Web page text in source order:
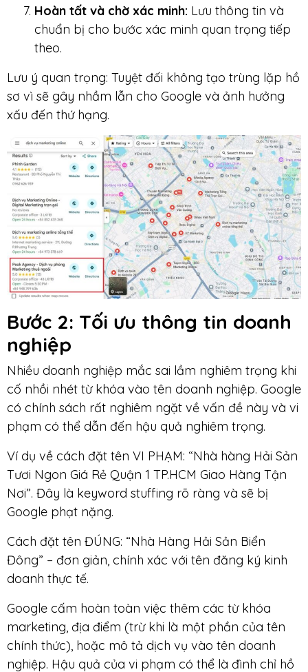
Hoàn tất và chờ xác minh: Lưu thông tin và
chuẩn bị cho bước xác minh quan trọng tiếp
theo.
Lưu ý quan trọng: Tuyệt đối không tạo trùng lặp hồ
sơ vì sẽ gây nhầm lẫn cho Google và ảnh hưởng
xấu đến thứ hạng.
Bước 2: Tối ưu thông tin doanh
nghiệp
Nhiều doanh nghiệp mắc sai lầm nghiêm trọng khi
cố nhồi nhét từ khóa vào tên doanh nghiệp. Google
có chính sách rất nghiêm ngặt về vấn đề này và vi
phạm có thể dẫn đến hậu quả nghiêm trọng.
Ví dụ về cách đặt tên VI PHẠM: “Nhà hàng Hải Sản
Tươi Ngon Giá Rẻ Quận 1 TP.HCM Giao Hàng Tận
Nơi”. Đây là keyword stuffing rõ ràng và sẽ bị
Google phạt nặng.
Cách đặt tên ĐÚNG: “Nhà Hàng Hải Sản Biển
Đông” – đơn giản, chính xác với tên đăng ký kinh
doanh thực tế.
Google cấm hoàn toàn việc thêm các từ khóa
marketing, địa điểm (trừ khi là một phần của tên
chính thức), hoặc mô tả dịch vụ vào tên doanh
nghiệp. Hậu quả của vi phạm có thể là đình chỉ hồ